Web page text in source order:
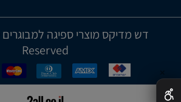
Reserved